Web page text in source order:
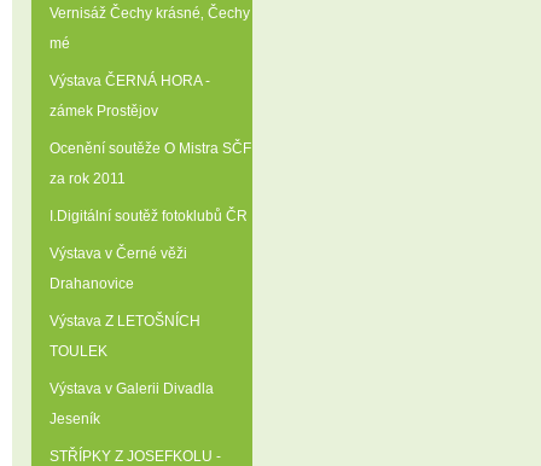
Vernisáž Čechy krásné‚ Čechy
mé
Výstava ČERNÁ HORA -
zámek Prostějov
Ocenění soutěže O Mistra SČF
za rok 2011
I.Digitální soutěž fotoklubů ČR
Výstava v Černé věži
Drahanovice
Výstava Z LETOŠNÍCH
TOULEK
Výstava v Galerii Divadla
Jeseník
STŘÍPKY Z JOSEFKOLU -